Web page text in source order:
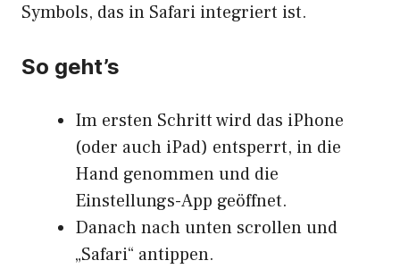
Symbols, das in Safari integriert ist.
So geht’s
Im ersten Schritt wird das iPhone
(oder auch iPad) entsperrt, in die
Hand genommen und die
Einstellungs-App geöffnet.
Danach nach unten scrollen und
„Safari“ antippen.